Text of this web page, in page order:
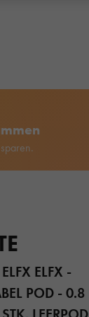
ELFX -
POD - 0.8